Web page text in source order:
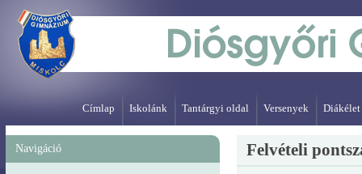
Címlap Iskolánk Tantárgyi oldal Versenyek Diákélet
Navigáció Felvételi